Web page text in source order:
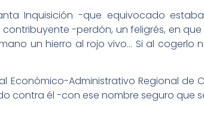
Inquisición -que equivocado
-perdón, un feligrés, en
un hierro al rojo vivo… Si al cogerlo
Económico-Administrativo Regional
contra él -con ese nombre seguro que